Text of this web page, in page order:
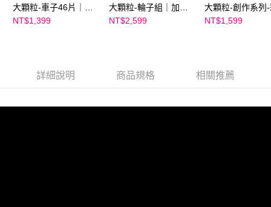
大顆粒-車子46片｜加
加積木
NT$1,399
大顆粒-輪子組｜加加
積木
NT$2,599
大顆粒-創作系列
世界60片｜加加
NT$1,599
詳細說明 商品規格 相關推薦